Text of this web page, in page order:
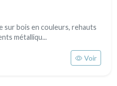
sur bois en couleurs, rehauts
métalliqu...
Voir